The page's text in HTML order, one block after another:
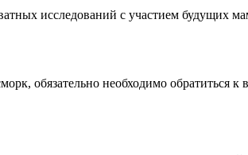
исследований с участием будущих
обязательно необходимо обратиться